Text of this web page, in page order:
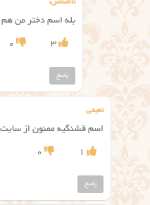
ناشناس:
بله اسم دختر من
3
0
پاسخ
نعیمی
اسم قشنگیه ممنون از
1
0
پاسخ